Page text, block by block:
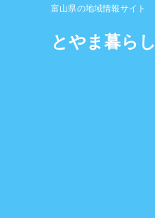
富山県の地域情報サイト
とやま暮らし